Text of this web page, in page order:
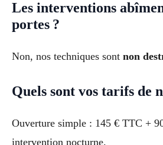
Les interventions
portes ?
Non, nos techniques sont non
Quels sont vos tarifs de
Ouverture simple : 145 € TTC +
intervention nocturne.